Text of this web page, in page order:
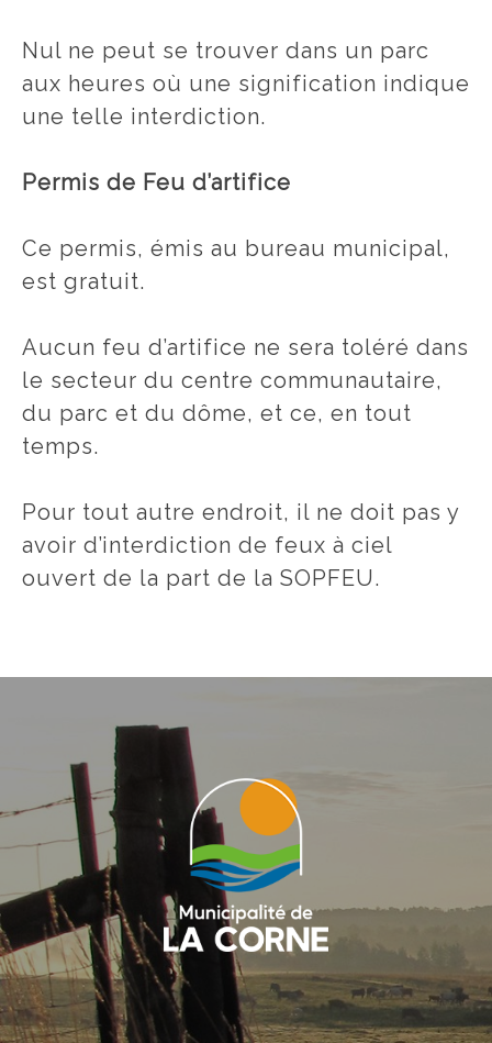
Nul ne peut se trouver dans un parc
aux heures où une signification indique
une telle interdiction.
Permis de Feu d’artifice
Ce permis, émis au bureau municipal,
est gratuit.
Aucun feu d’artifice ne sera toléré dans
le secteur du centre communautaire,
du parc et du dôme, et ce, en tout
temps.
Pour tout autre endroit, il ne doit pas y
avoir d’interdiction de feux à ciel
ouvert de la part de la SOPFEU.